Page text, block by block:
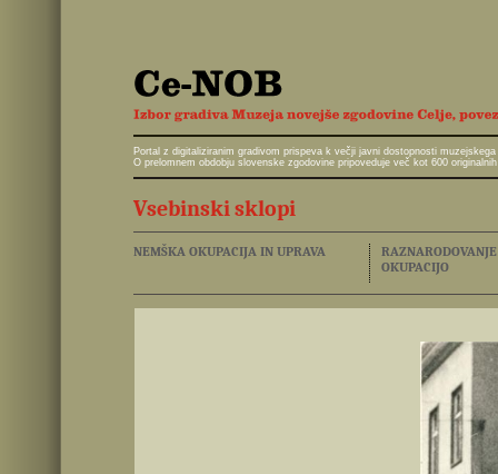
Portal z digitaliziranim gradivom prispeva k večji javni dostopnosti
O prelomnem obdobju slovenske zgodovine pripoveduje več kot 600
Vsebinski sklopi
NEMŠKA OKUPACIJA IN UPRAVA
OKUPACIJO